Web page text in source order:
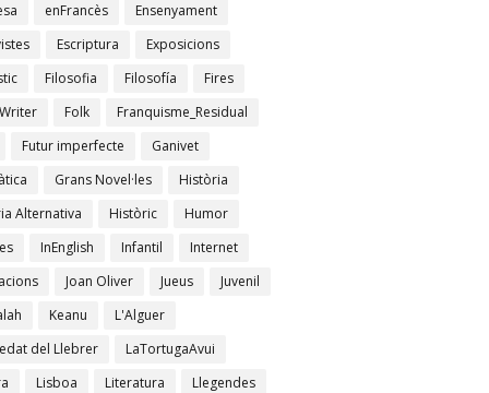
enFrancès
Ensenyament
Escriptura
Exposicions
Filosofia Filosofía
Fires
Folk
Franquisme_Residual
Futur imperfecte
Ganivet
Grans Novel·les
Història
Alternativa
Històric
Humor
InEnglish Infantil
Internet
Joan Oliver Jueus
Juvenil
Keanu
L'Alguer
del Llebrer
LaTortugaAvui
Lisboa Literatura
Llegendes